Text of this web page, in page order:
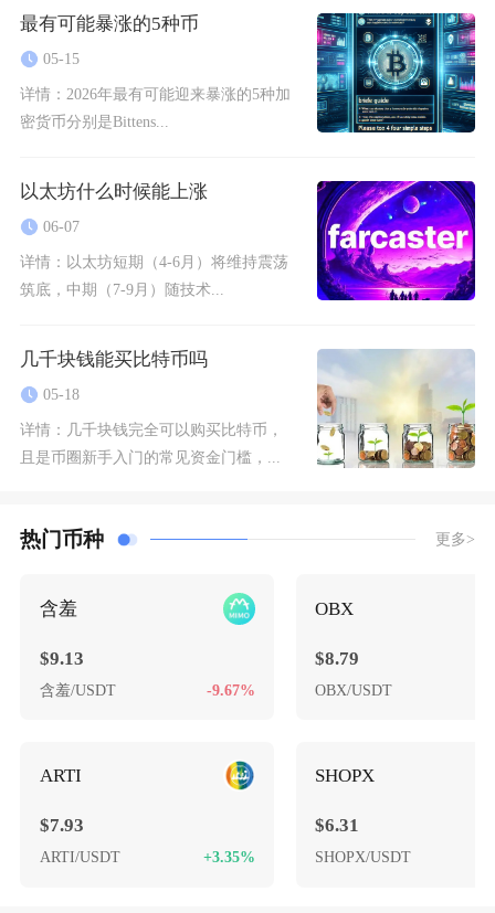
最有可能暴涨的5种币
05-15
详情： 2026年最有可能迎来暴涨的5种加
密货币分别是Bittens...
以太坊什么时候能上涨
06-07
详情： 以太坊短期（4-6月）将维持震荡
筑底，中期（7-9月）随技术...
几千块钱能买比特币吗
05-18
详情： 几千块钱完全可以购买比特币，
且是币圈新手入门的常见资金门槛，...
热门币种 更多>
含羞
$9.13
含羞/USDT -9.67%
ARTI
$7.93
ARTI/USDT +3.35%
OBX
$8.79
OBX/USDT
SHOPX
$6.31
SHOPX/USDT